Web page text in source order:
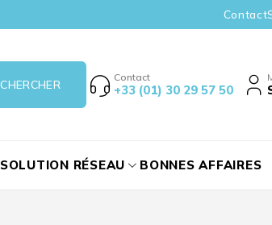
Contact
Contact
+33 (01) 30 29 57 50
SOLUTION RÉSEAU BONNES AFFAIRES